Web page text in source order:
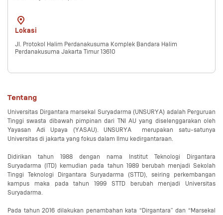
Lokasi
Jl. Protokol Halim Perdanakusuma Komplek Bandara Halim
Perdanakusuma Jakarta Timur 13610
Tentang
Universitas Dirgantara marsekal Suryadarma (UNSURYA) adalah Perguruan
Tinggi swasta dibawah pimpinan dari TNI AU yang diselenggarakan oleh
Yayasan Adi Upaya (YASAU). UNSURYA  merupakan satu-satunya
Universitas di jakarta yang fokus dalam Ilmu kedirgantaraan.
Didirikan tahun 1988 dengan nama Institut Teknologi Dirgantara
Suryadarma (ITD) kemudian pada tahun 1989 berubah menjadi Sekolah
Tinggi Teknologi Dirgantara Suryadarma (STTD), seiring perkembangan
kampus maka pada tahun 1999 STTD berubah menjadi Universitas
Suryadarma.
Pada tahun 2016 dilakukan penambahan kata “Dirgantara” dan “Marsekal